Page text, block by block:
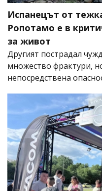
Испанецът от
Ропотамо е в
за живот
Другият пострадал
множество фрактури,
непосредствена